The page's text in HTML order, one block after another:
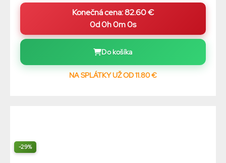
0d 0h 0m 0s
Do košíka
NA SPLÁTKY UŽ OD 11.80 €
-29%